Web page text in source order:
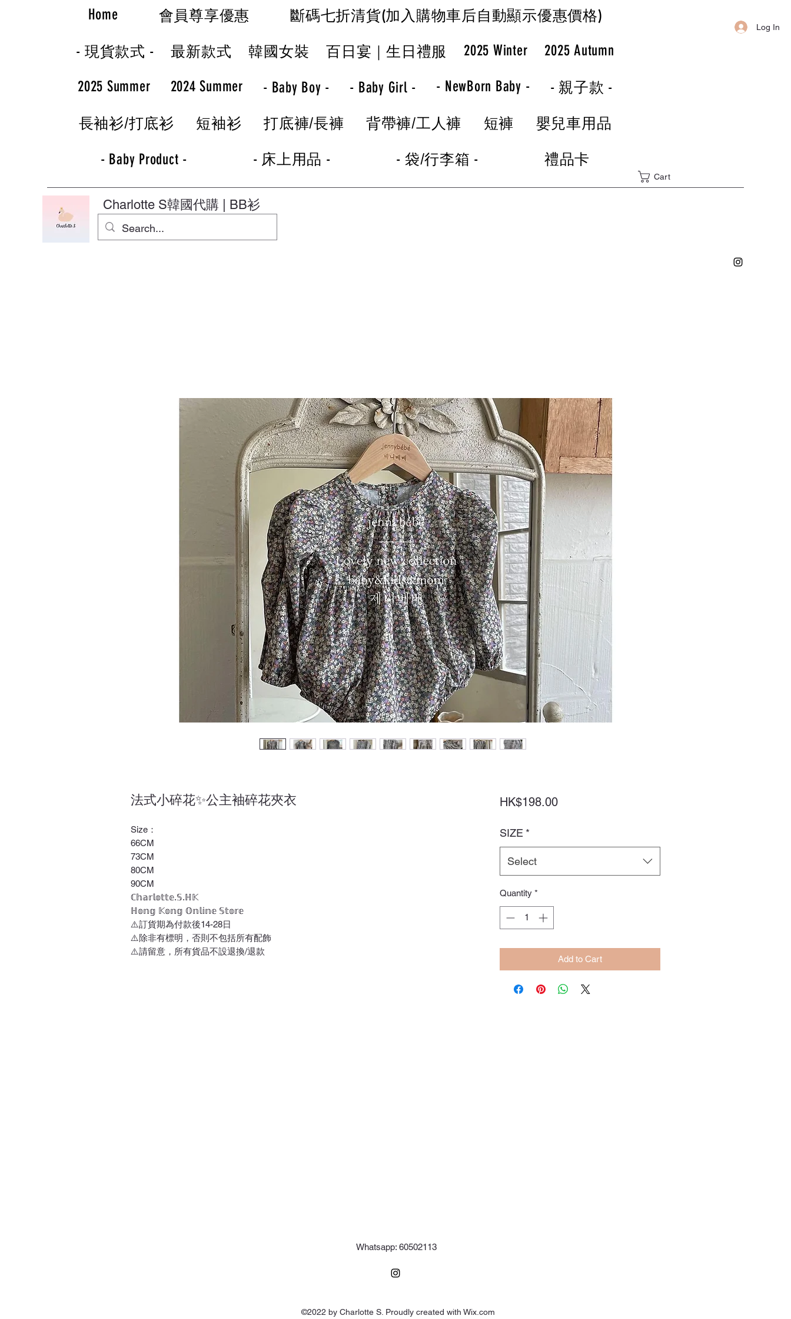
Log In
Home 會員尊享優惠 斷碼七折清貨(加入購物車后自動顯示優惠價格)
- 現貨款式 - 最新款式 韓國女裝 百日宴｜生日禮服 2025 Winter 2025 Autumn
2025 Summer 2024 Summer - Baby Boy - - Baby Girl - - NewBorn Baby - - 親子款 -
長袖衫/打底衫 短袖衫 打底褲/長褲 背帶褲/工人褲 短褲 嬰兒車用品
- Baby Product - - 床上用品 - - 袋/行李箱 - 禮品卡
Cart
Charlotte S韓國代購 | BB衫
法式小碎花✨公主袖碎花夾衣
Size：
66CM
73CM
80CM
90CM
ℂ𝕙𝕒𝕣𝕝𝕠𝕥𝕥𝕖.𝕊.ℍ𝕂
ℍ𝕠𝕟𝕘 𝕂𝕠𝕟𝕘 𝕆𝕟𝕝𝕚𝕟𝕖 𝕊𝕥𝕠𝕣𝕖
⚠️訂貨期為付款後14-28日
⚠️除非有標明，否則不包括所有配飾
⚠️請留意，所有貨品不設退換/退款
HK$198.00Price
SIZE *
Select
Quantity *
Add to Cart
Whatsapp: 60502113
©2022 by Charlotte S. Proudly created with Wix.com